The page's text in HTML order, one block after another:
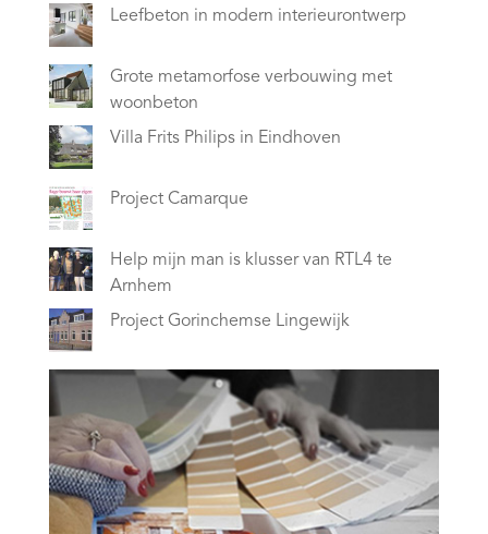
Leefbeton in modern interieurontwerp
Grote metamorfose verbouwing met
woonbeton
Villa Frits Philips in Eindhoven
Project Camarque
Help mijn man is klusser van RTL4 te
Arnhem
Project Gorinchemse Lingewijk